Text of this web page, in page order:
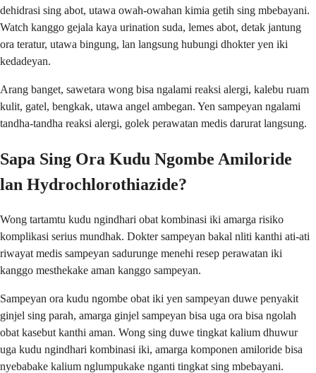
dehidrasi sing abot, utawa owah-owahan kimia getih sing mbebayani.
Watch kanggo gejala kaya urination suda, lemes abot, detak jantung
ora teratur, utawa bingung, lan langsung hubungi dhokter yen iki
kedadeyan.
Arang banget, sawetara wong bisa ngalami reaksi alergi, kalebu ruam
kulit, gatel, bengkak, utawa angel ambegan. Yen sampeyan ngalami
tandha-tandha reaksi alergi, golek perawatan medis darurat langsung.
Sapa Sing Ora Kudu Ngombe Amiloride
lan Hydrochlorothiazide?
Wong tartamtu kudu ngindhari obat kombinasi iki amarga risiko
komplikasi serius mundhak. Dokter sampeyan bakal nliti kanthi ati-ati
riwayat medis sampeyan sadurunge menehi resep perawatan iki
kanggo mesthekake aman kanggo sampeyan.
Sampeyan ora kudu ngombe obat iki yen sampeyan duwe penyakit
ginjel sing parah, amarga ginjel sampeyan bisa uga ora bisa ngolah
obat kasebut kanthi aman. Wong sing duwe tingkat kalium dhuwur
uga kudu ngindhari kombinasi iki, amarga komponen amiloride bisa
nyebabake kalium nglumpukake nganti tingkat sing mbebayani.